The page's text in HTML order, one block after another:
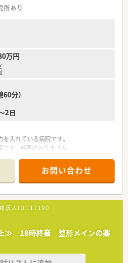
得し一人ひとりが働きやすい環境が整備
事制度、評価制度、キャリア支援制度等
所あり
万円
分）
2日
入れている病院です。
す。当直はありません。
お問い合わせ
求人ID： 17190
上≫ 18時終業 整形メインの薬